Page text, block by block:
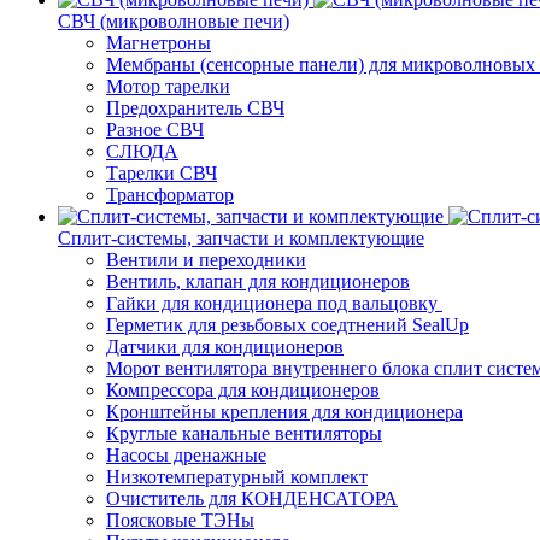
СВЧ (микроволновые печи)
Магнетроны
Мембраны (сенсорные панели) для микроволновых
Мотор тарелки
Предохранитель СВЧ
Разное СВЧ
СЛЮДА
Тарелки СВЧ
Трансформатор
Сплит-системы, запчасти и комплектующие
Вентили и переходники
Вентиль, клапан для кондиционеров
Гайки для кондиционера под вальцовку
Герметик для резьбовых соедтнений SealUp
Датчики для кондиционеров
Морот вентилятора внутреннего блока сплит
Компрессора для кондиционеров
Кронштейны крепления для кондиционера
Круглые канальные вентиляторы
Насосы дренажные
Низкотемпературный комплект
Очиститель для КОНДЕНСАТОРА
Поясковые ТЭНы